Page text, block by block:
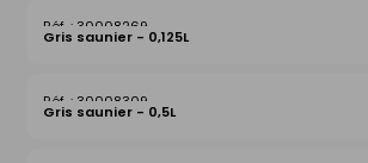
30008269
Gris saunier - 0,125L
30008309
Gris saunier - 0,5L